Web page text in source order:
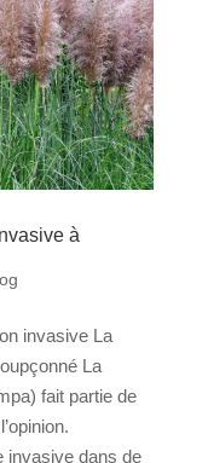
à
invasive La
La
fait partie de
invasive dans de